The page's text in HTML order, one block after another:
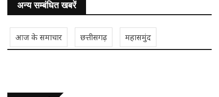
अन्य सम्बंधित खबरें
आज के समाचार छत्तीसगढ़ महासमुंद